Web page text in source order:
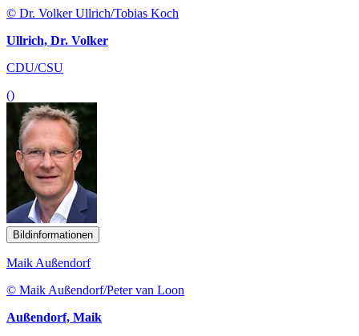
© Dr. Volker Ullrich/Tobias Koch
Ullrich, Dr. Volker
CDU/CSU
()
Bildinformationen
Maik Außendorf
© Maik Außendorf/Peter van Loon
Außendorf, Maik